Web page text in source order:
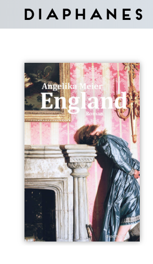
Diaphanes